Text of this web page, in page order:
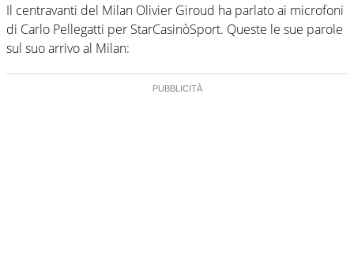
Il centravanti del Milan Olivier Giroud ha parlato ai microfoni
di Carlo Pellegatti per StarCasinòSport. Queste le sue parole
sul suo arrivo al Milan: